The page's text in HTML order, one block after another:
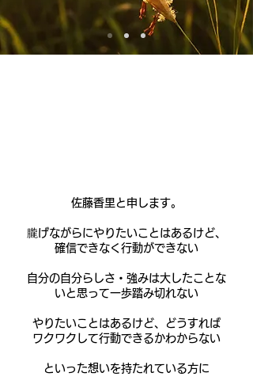
佐藤香里と申します。
朧げながらにやりたいことはあるけど、
確信できなく行動ができない
自分の自分らしさ・強みは大したことな
いと思って一歩踏み切れない
やりたいことはあるけど、どうすれば
ワクワクして行動できるかわからない
といった想いを持たれている方に